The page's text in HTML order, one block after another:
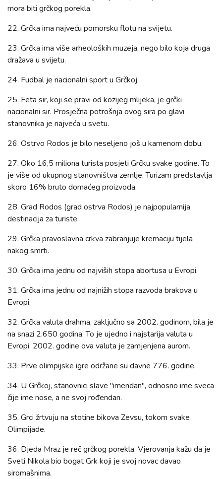
mora biti grčkog porekla.
22. Grčka ima najveću pomorsku flotu na svijetu.
23. Grčka ima više arheoloških muzeja, nego bilo koja druga
dražava u svijetu.
24. Fudbal je nacionalni sport u Grčkoj.
25. Feta sir, koji se pravi od kozijeg mlijeka, je grčki
nacionalni sir. Prosječna potrošnja ovog sira po glavi
stanovnika je najveća u svetu.
26. Ostrvo Rodos je bilo neseljeno još u kamenom dobu.
27. Oko 16,5 miliona turista posjeti Grčku svake godine. To
je više od ukupnog stanovništva zemlje. Turizam predstavlja
skoro 16% bruto domaćeg proizvoda.
28. Grad Rodos (grad ostrva Rodos) je najpopularnija
destinacija za turiste.
29. Grčka pravoslavna crkva zabranjuje kremaciju tijela
nakog smrti.
30. Grčka ima jednu od najviših stopa abortusa u Evropi.
31. Grčka ima jednu od najnižih stopa razvoda brakova u
Evropi.
32. Grčka valuta drahma, zaključno sa 2002. godinom, bila je
na snazi 2.650 godina. To je ujedno i najstarija valuta u
Evropi. 2002. godine ova valuta je zamjenjena aurom.
33. Prve olimpijske igre održane su davne 776. godine.
34. U Grčkoj, stanovnici slave "imendan", odnosno ime sveca
čije ime nose, a ne svoj rođendan.
35. Grci žrtvuju na stotine bikova Zevsu, tokom svake
Olimpijade.
36. Djeda Mraz je reč grčkog porekla. Vjerovanja kažu da je
Sveti Nikola bio bogat Grk koji je svoj novac davao
siromašnima.